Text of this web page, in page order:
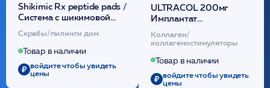
Shikimic Rx peptide pads /
Cистема с шикимовой
кислотой обновляющая
(30шт) /HP
Скрабы/пилинги дом.
Товар в наличии
войдите чтобы увидеть
цены
ULTRACOL 200мг
Имплантат
внутридермальный,
стерильный на основе
полидиоксанона
/ULTRACOL
Коллаген/
коллагеностимуляторы
Товар в наличии
войдите чтобы увидеть
цены